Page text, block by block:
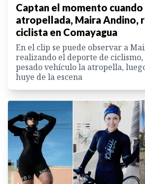
Captan el momento
atropellada, Maira Andino,
ciclista en Comayagua
En el clip se puede observar a
realizando el deporte de ciclismo,
pesado vehículo la atropella,
huye de la escena